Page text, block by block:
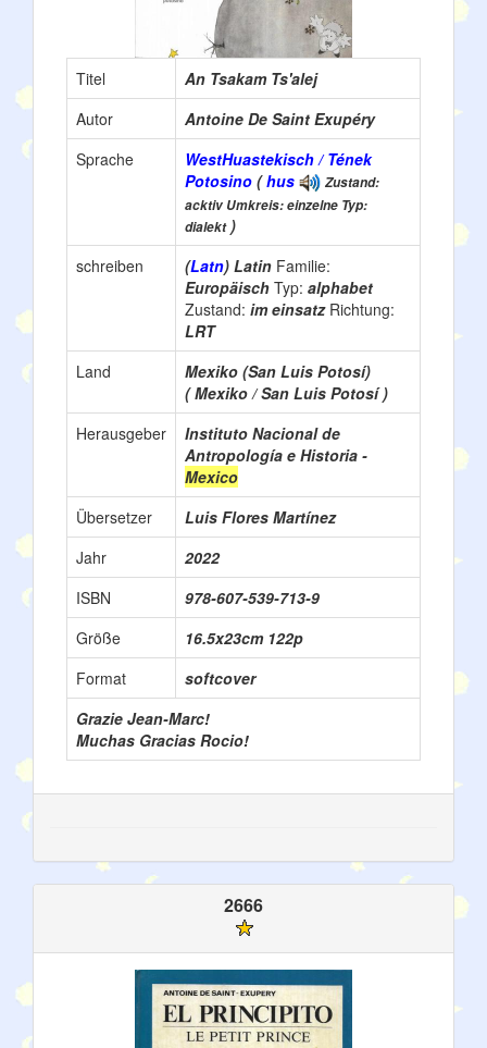
Titel
An Tsakam Ts'alej
Autor
Antoine De Saint Exupéry
Sprache
WestHuastekisch / Tének
Potosino (hus
Zustand:
acktiv Umkreis: einzelne Typ:
dialekt)
schreiben
(Latn) Latin Familie:
Europäisch Typ: alphabet
Zustand: im einsatz Richtung:
LRT
Land
Mexiko (San Luis Potosí)
( Mexiko / San Luis Potosí )
Herausgeber
Instituto Nacional de
Antropología e Historia -
Mexico
Übersetzer
Luis Flores Martínez
Jahr
2022
ISBN
978-607-539-713-9
Größe
16.5x23cm 122p
Format
softcover
Grazie Jean-Marc!
Muchas Gracias Rocio!
2666